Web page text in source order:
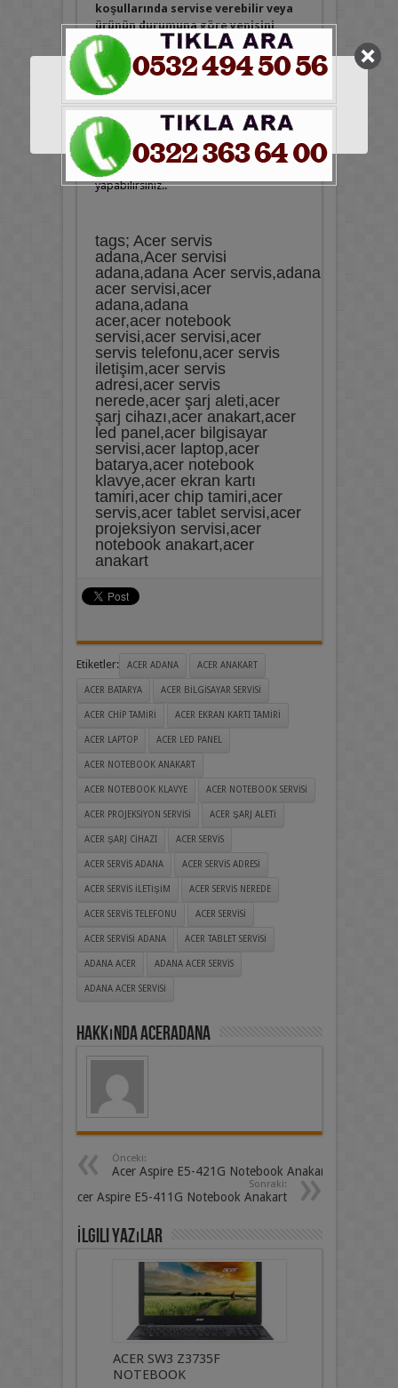
koşullarında servise verebilir veya
ürünün durumuna göre yenisini
temin edebilirsiniz.
Satış Sonrası Servis
Acer Marka Tüm anakart çeşitlerimiz2
Yıl Garanti
lidir. Satın aldığını üründen
memnun kalmaz isterseniz iade edebilir
ya da başka bir model ile değişim
yapabilirsiniz..
tags; Acer servis
adana,Acer servisi
adana,adana Acer servis,adana
acer servisi,acer
adana,adana
acer,acer notebook
servisi,acer servisi,acer
servis telefonu,acer servis
iletişim,acer servis
adresi,acer servis
nerede,acer şarj aleti,acer
şarj cihazı,acer anakart,acer
led panel,acer bilgisayar
servisi,acer laptop,acer
batarya,acer notebook
klavye,acer ekran kartı
tamiri,acer chip tamiri,acer
servis,acer tablet servisi,acer
projeksiyon servisi,acer
notebook anakart,acer
anakart
Etiketler: ACER ADANA ACER ANAKART
ACER BATARYA ACER BILGISAYAR SERVISI
ACER CHIP TAMIRI ACER EKRAN KARTI TAMIRI
ACER LAPTOP ACER LED PANEL
ACER NOTEBOOK ANAKART
ACER NOTEBOOK KLAVYE ACER NOTEBOOK SERVISI
ACER PROJEKSIYON SERVISI ACER ŞARJ ALETI
ACER ŞARJ CIHAZI ACER SERVIS
ACER SERVIS ADANA ACER SERVIS ADRESI
ACER SERVIS ILETIŞIM ACER SERVIS NEREDE
ACER SERVIS TELEFONU ACER SERVISI
ACER SERVISI ADANA ACER TABLET SERVISI
ADANA ACER ADANA ACER SERVIS
ADANA ACER SERVISI
Hakkında aceradana
Önceki:
Acer Aspire E5-421G Notebook Anakart
Sonraki:
Acer Aspire E5-411G Notebook Anakart
İlgili Yazılar
ACER SW3 Z3735F
NOTEBOOK